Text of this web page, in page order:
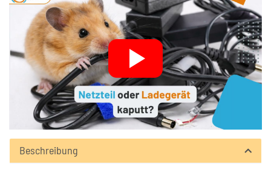
Beschreibung